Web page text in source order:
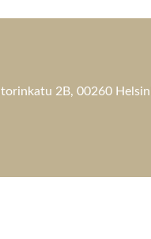
2B, 00260